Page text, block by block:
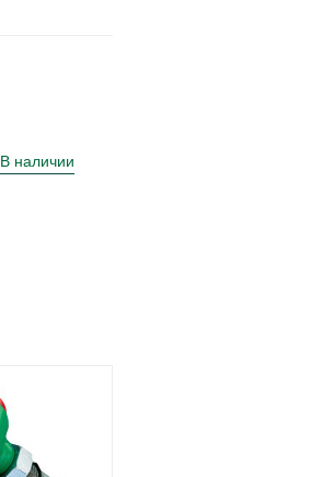
В наличии